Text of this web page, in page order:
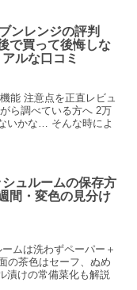
ンレンジの評判
で買って後悔しな
ルな口コミ
能 注意点を正直レビュ
ら調べている方へ 2万
いかな… そんな時によ
シュルームの保存方
間・変色の見分け
ムは洗わずペーパー＋
の茶色はセーフ、ぬめ
漬けの常備菜化も解説